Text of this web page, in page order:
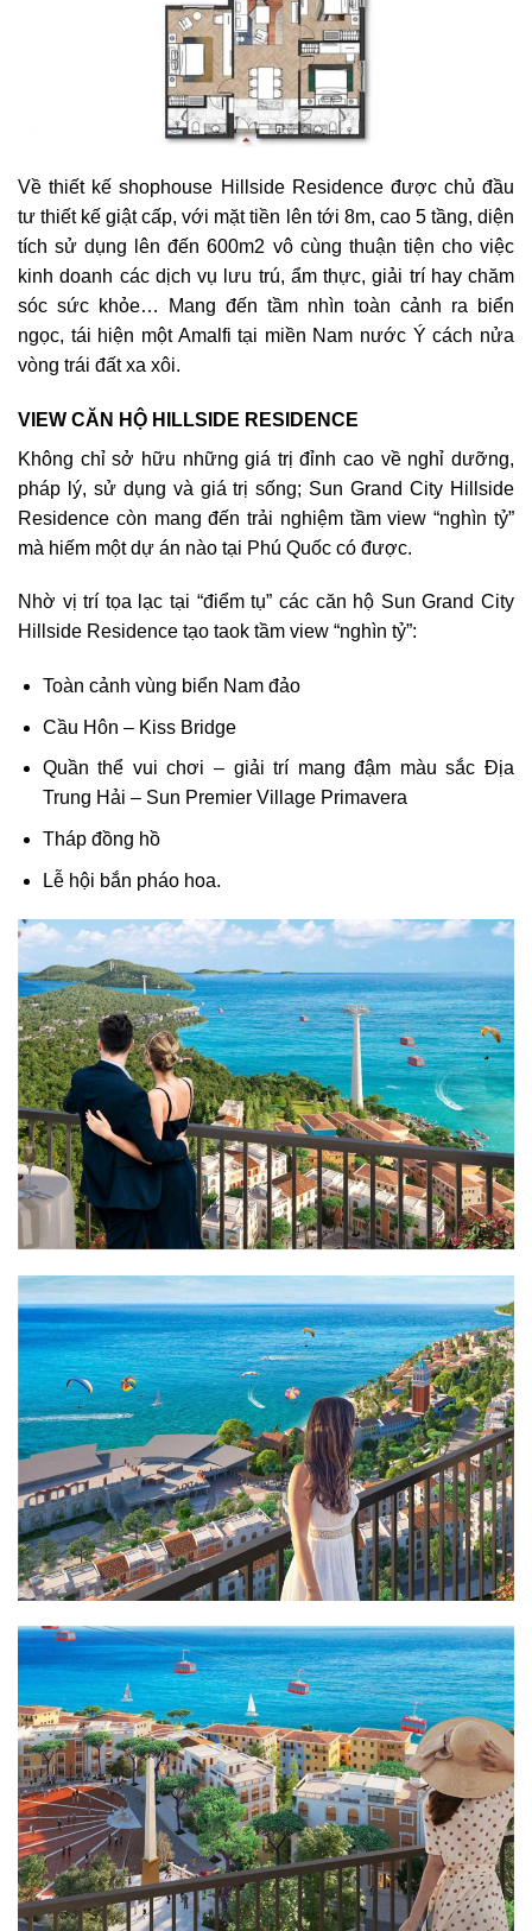
Về thiết kế shophouse Hillside Residence được chủ đầu
tư thiết kế giật cấp, với mặt tiền lên tới 8m, cao 5 tầng, diện
tích sử dụng lên đến 600m2 vô cùng thuận tiện cho việc
kinh doanh các dịch vụ lưu trú, ẩm thực, giải trí hay chăm
sóc sức khỏe… Mang đến tầm nhìn toàn cảnh ra biển
ngọc, tái hiện một Amalfi tại miền Nam nước Ý cách nửa
vòng trái đất xa xôi.
VIEW CĂN HỘ HILLSIDE RESIDENCE
Không chỉ sở hữu những giá trị đỉnh cao về nghỉ dưỡng,
pháp lý, sử dụng và giá trị sống; Sun Grand City Hillside
Residence còn mang đến trải nghiệm tầm view “nghìn tỷ”
mà hiếm một dự án nào tại Phú Quốc có được.
Nhờ vị trí tọa lạc tại “điểm tụ” các căn hộ Sun Grand City
Hillside Residence tạo taok tầm view “nghìn tỷ”:
Toàn cảnh vùng biển Nam đảo
Cầu Hôn – Kiss Bridge
Quần thể vui chơi – giải trí mang đậm màu sắc Địa
Trung Hải – Sun Premier Village Primavera
Tháp đồng hồ
Lễ hội bắn pháo hoa.